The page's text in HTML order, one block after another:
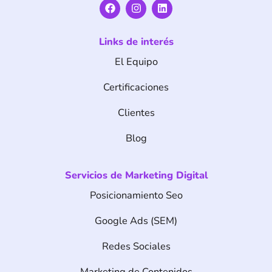
a
c
b
n
s
a
r
m
i
n
k
e
Links de interés
El Equipo
Certificaciones
Clientes
Blog
Servicios de Marketing Digital
Posicionamiento Seo
Google Ads (SEM)
Redes Sociales